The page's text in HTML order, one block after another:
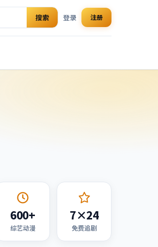
搜索 登录 注册
600+
综艺动漫
7×24
免费追剧